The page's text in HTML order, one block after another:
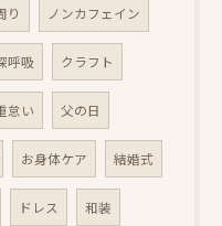
り ノンカフェイン
呼吸 クラフト
怠い 父の日
お身体ケア 結婚式
ドレス 和装